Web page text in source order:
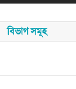
বিভাগ সমূহ